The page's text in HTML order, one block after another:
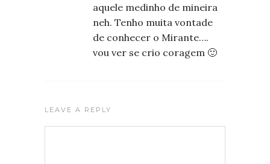
aquele medinho de mineira
neh. Tenho muita vontade
de conhecer o Mirante….
vou ver se crio coragem 🙂
LEAVE A REPLY